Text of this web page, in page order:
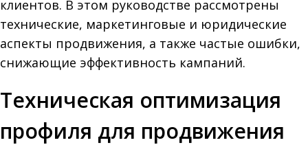
клиентов. В этом руководстве рассмотрены
технические, маркетинговые и юридические
аспекты продвижения, а также частые ошибки,
снижающие эффективность кампаний.
Техническая оптимизация
профиля для продвижения